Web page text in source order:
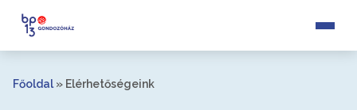
Főoldal » Elérhetőségeink